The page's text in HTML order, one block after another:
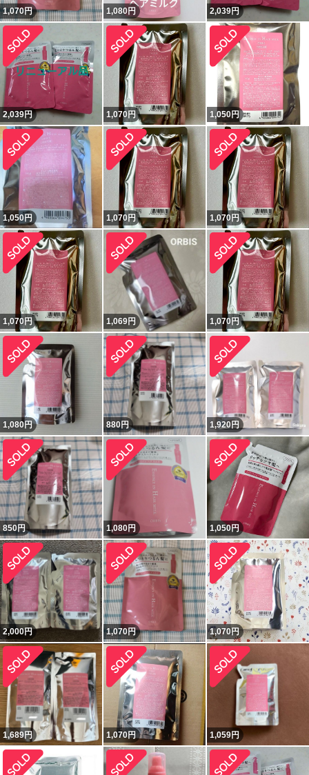
1,070円 1,080円 2,039円
2,039円 1,070円 1,050円
1,050円 1,070円 1,070円
1,070円 1,069円 1,070円
1,080円 880円 1,920円
850円 1,080円 1,050円
2,000円 1,070円 1,070円
1,689円 1,070円 1,059円